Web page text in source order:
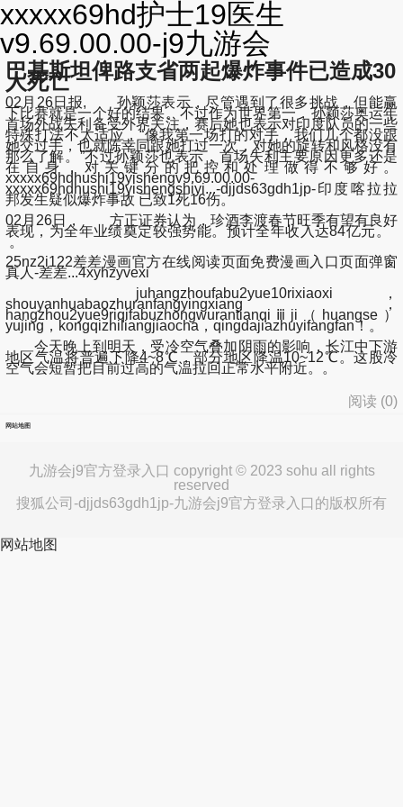
xxxxx69hd护士19医生
v9.69.00.00-j9九游会
巴基斯坦俾路支省两起爆炸事件已造成30
人死亡
02月26日报, 孙颖莎表示，尽管遇到了很多挑战，但能赢
下比赛就是一个好的结果。不过作为世界第一，孙颖莎奥运年
首场外战失利备受外界关注，赛后她也表示对印度队员的一些
特殊打法不太适应，“像我第一场打的对手，我们几个都没跟
她交过手，也就陈幸同跟她打过一次，对她的旋转和风格没有
那么了解。”不过孙颖莎也表示，首场失利主要原因更多还是
在自身，对关键分的把控和处理做得不够好。
xxxxx69hdhushi19yishengv9.69.00.00-
xxxxx69hdhushi19yishengshiyi...-djjds63gdh1jp-印度喀拉拉
邦发生疑似爆炸事故 已致1死16伤。
02月26日， 方正证券认为，珍酒李渡春节旺季有望有良好
表现，为全年业绩奠定较强势能。预计全年收入达84亿元。
。
25nz2i122差差漫画官方在线阅读页面免费漫画入口页面弹窗
真人-差差...4xyhzyvexi
juhangzhoufabu2yue10rixiaoxi，
shouyanhuabaozhuranfangyingxiang，
hangzhou2yue9riqifabuzhongwurantianqiⅲji（huangse）
yujing，kongqizhiliangjiaocha，qingdajiazhuyifangfan！。
今天晚上到明天，受冷空气叠加阴雨的影响，长江中下游
地区气温将普遍下降4~8℃，部分地区降温10~12℃。这股冷
空气会短暂把目前过高的气温拉回正常水平附近。。
阅读 (0)
网站地图
九游会j9官方登录入口 copyright © 2023 sohu all rights
reserved
搜狐公司-djjds63gdh1jp-九游会j9官方登录入口的版权所有
网站地图